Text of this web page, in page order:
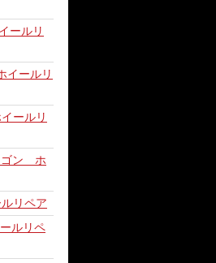
ールリ
イールリ
ールリ
ゴン ホ
リペア
ルリペ